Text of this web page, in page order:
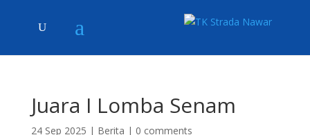
Juara I Lomba Senam
24 Sep 2025 | Berita | 0 comments